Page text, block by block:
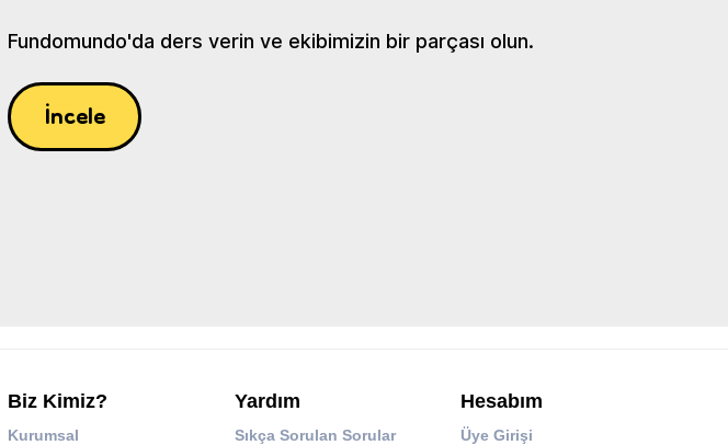
Fundomundo'da ders verin ve ekibimizin bir parçası olun.
İncele
Biz Kimiz?
Kurumsal
Yardım
Sıkça Sorulan Sorular
Hesabım
Üye Girişi